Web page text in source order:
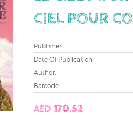
CIEL POUR
Publisher:
Date Of Publication:
Author:
Barcode
AED 170.52